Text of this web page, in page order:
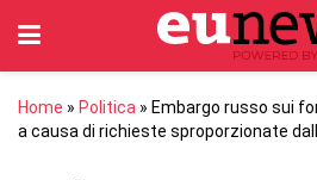
Home » Politica » Embargo russo sui
a causa di richieste sproporzionate